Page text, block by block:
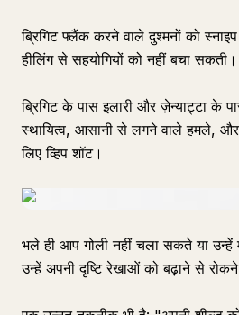
ब्रिगिट फ्लैंक करने वाले दुश्मनों को
हीलिंग से सहयोगियों को नहीं बचा सकती।
ब्रिगिट के पास इलारी और ज़ेन्याट्टा के
स्थायित्व, आसानी से लगने वाले हमले,
लिए व्हिप शॉट।
भले ही आप गोली नहीं चला सकते या
उन्हें अपनी दृष्टि रेखाओं को बढ़ाने से